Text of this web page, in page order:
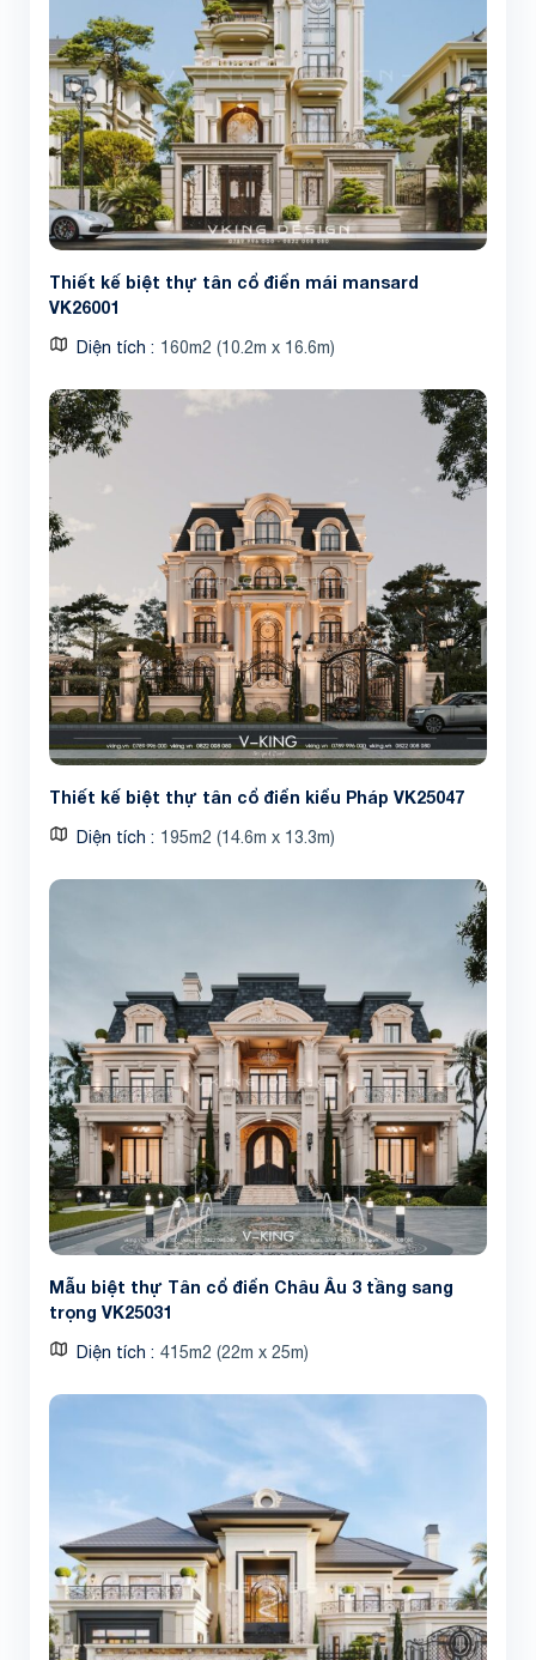
Thiết kế biệt thự tân cổ điển mái mansard
VK26001
Diện tích 160m2 (10.2m x 16.6m)
Thiết kế biệt thự tân cổ điển kiểu Pháp VK25047
Diện tích 195m2 (14.6m x 13.3m)
Mẫu biệt thự Tân cổ điển Châu Âu 3 tầng sang
trọng VK25031
Diện tích 415m2 (22m x 25m)